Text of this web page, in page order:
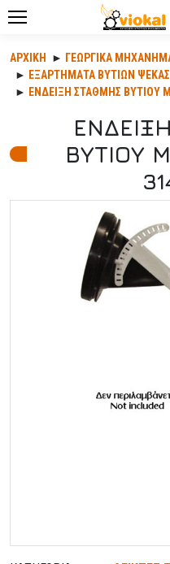
ΑΡΧΙΚΉ ΓΕΩΡΓΙΚΆ
ΕΞΑΡΤΗΜΑΤΑ ΒΥΤΙΩΝ
ΕΝΔΕΙΞΗ ΣΤΑΘΜΗΣ ΒΥΤΙΟΥ
ΒΥΤΙΟΥ